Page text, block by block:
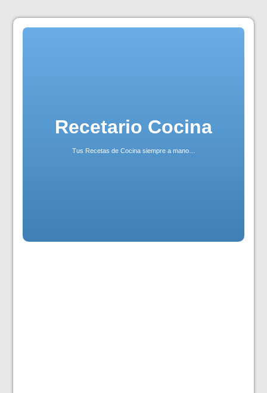
Skip
Recetario Cocina
Tus Recetas de Cocina siempre a mano…